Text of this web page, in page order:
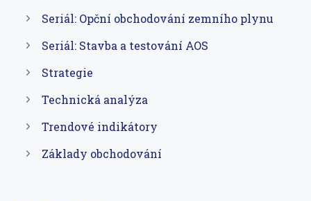
Seriál: Opční obchodování zemního plynu
Seriál: Stavba a testování AOS
Strategie
Technická analýza
Trendové indikátory
Základy obchodování